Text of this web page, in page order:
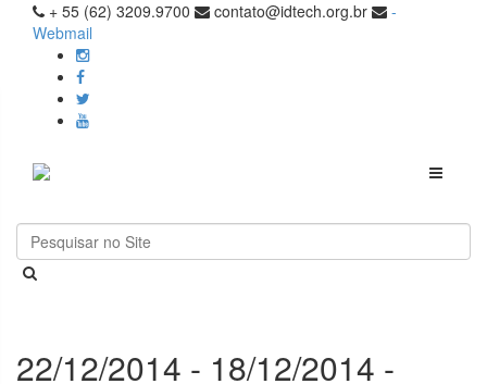
+ 55 (62) 3209.9700 contato@idtech.org.br
-
Webmail
Toggle
22/12/2014 - 18/12/2014 -